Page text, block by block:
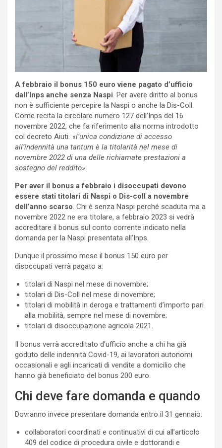
A febbraio il bonus 150 euro viene pagato d’ufficio
dall’Inps anche senza Naspi. Per avere diritto al bonus
non è sufficiente percepire la Naspi o anche la Dis-Coll.
Come recita la circolare numero 127 dell’Inps del 16
novembre 2022, che fa riferimento alla norma introdotto
col decreto Aiuti. «l’unica condizione di accesso
all’indennità una tantum è la titolarità nel mese di
novembre 2022 di una delle richiamate prestazioni a
sostegno del reddito».
Per aver il bonus a febbraio i disoccupati devono
essere stati titolari di Naspi o Dis-coll a novembre
dell’anno scarso. Chi è senza Naspi perché scaduta ma a
novembre 2022 ne era titolare, a febbraio 2023 si vedrà
accreditare il bonus sul conto corrente indicato nella
domanda per la Naspi presentata all’Inps.
Dunque il prossimo mese il bonus 150 euro per
disoccupati verrà pagato a:
titolari di Naspi nel mese di novembre;
titolari di Dis-Coll nel mese di novembre;
titolari di mobilità in deroga e trattamenti d’importo pari
alla mobilità, sempre nel mese di novembre;
titolari di disoccupazione agricola 2021.
Il bonus verrà accreditato d’ufficio anche a chi ha già
goduto delle indennità Covid-19, ai lavoratori autonomi
occasionali e agli incaricati di vendite a domicilio che
hanno già beneficiato del bonus 200 euro.
Chi deve fare domanda e quando
Dovranno invece presentare domanda entro il 31 gennaio:
collaboratori coordinati e continuativi di cui all’articolo
409 del codice di procedura civile e dottorandi e